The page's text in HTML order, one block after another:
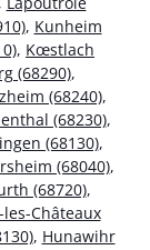
, Kunheim
, Kœstlach
(68290),
(68240),
(68230),
(68130),
(68040),
(68720),
Châteaux
, Hunawihr